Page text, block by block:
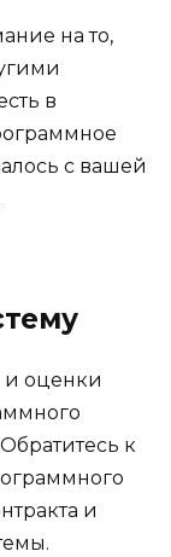
на то,
в
с вашей
и оценки
к
и